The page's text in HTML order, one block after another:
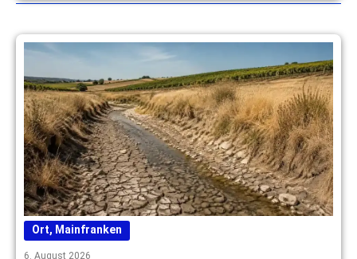
Ort, Mainfranken
6. August 2026